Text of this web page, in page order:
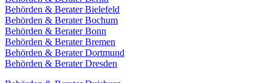
Behörden & Berater Bielefeld
Behörden & Berater Bochum
Behörden & Berater Bonn
Behörden & Berater Bremen
Behörden & Berater Dortmund
Behörden & Berater Dresden